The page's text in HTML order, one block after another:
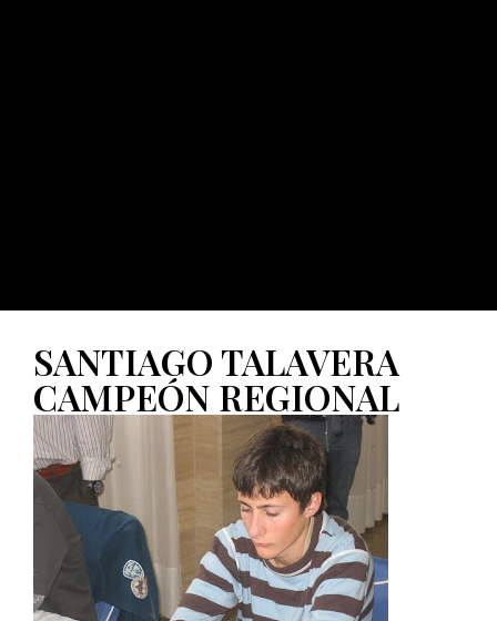
SANTIAGO TALAVERA
CAMPEÓN REGIONAL